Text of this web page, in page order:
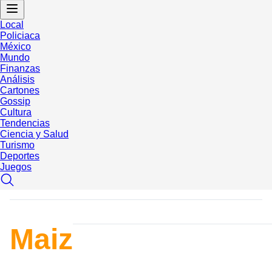
Local
Policiaca
México
Mundo
Finanzas
Análisis
Cartones
Gossip
Cultura
Tendencias
Ciencia y Salud
Turismo
Deportes
Juegos
Maiz